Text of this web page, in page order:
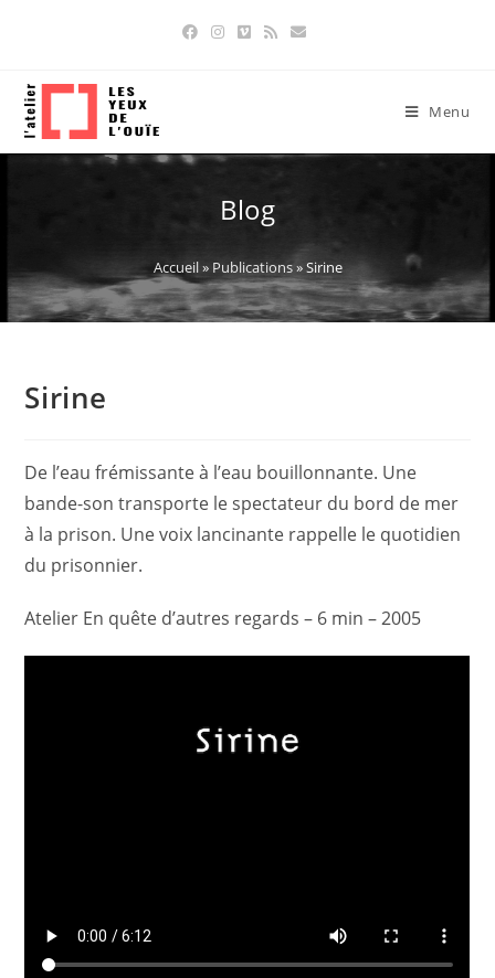
Menu
Blog
Accueil» Publications»Sirine
Sirine
De l’eau frémissante à l’eau bouillonnante. Une
bande-son transporte le spectateur du bord de mer
à la prison. Une voix lancinante rappelle le quotidien
du prisonnier.
Atelier En quête d’autres regards – 6 min – 2005